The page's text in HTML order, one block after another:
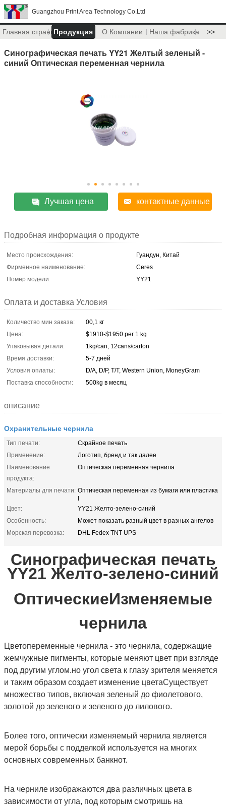
Guangzhou Print Area Technology Co.Ltd
Главная страницаПродукция О Компании Наша фабрика >>
Синографическая печать YY21 Желтый зеленый -
синий Оптическая переменная чернила
Лучшая цена контактные данные
Подробная информация о продукте
Место происхождения:
Гуандун, Китай
Фирменное наименование:
Ceres
Номер модели:
YY21
Оплата и доставка Условия
Количество мин заказа:
00,1 кг
Цена:
$1910-$1950 per 1 kg
Упаковывая детали:
1kg/can, 12cans/carton
Время доставки:
5-7 дней
Условия оплаты:
D/A, D/P, T/T, Western Union, MoneyGram
Поставка способности:
500kg в месяц
описание
Охранительные чернила
Тип печати:
Скрайное печать
Применение:
Логотип, бренд и так далее
Наименование
продукта:
Оптическая переменная чернила
Материалы для печати: Оптическая переменная из бумаги или пластика
I
Цвет:
YY21 Желто-зелено-синий
Особенность:
Может показать разный цвет в разных ангелов
Морская перевозка:
DHL Fedex TNT UPS
Синографическая печать
YY21 Желто-зелено-синий
ОптическиеИзменяемые
чернила
Цветопеременные чернила - это чернила, содержащие
жемчужные пигменты, которые меняют цвет при взгляде
под другим углом.но угол света к глазу зрителя меняется
и таким образом создает изменение цветаСуществует
множество типов, включая зеленый до фиолетового,
золотой до зеленого и зеленого до лилового.
Более того, оптически изменяемый чернила является
мерой борьбы с подделкой используется на многих
основных современных банкнот.
На черниле изображаются два различных цвета в
зависимости от угла, под которым смотришь на